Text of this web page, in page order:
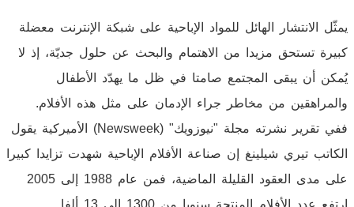
يمثّل الانتشار الهائل للمواد الإباحية على شبكة الإنترنت معضلة
كبيرة تستحق مزيدا من الاهتمام والبحث عن حلول جديّة، إذ لا
يُمكن أن يبقى المجتمع صامتا في ظل ما يهدّد الأطفال
والمراهقين من مخاطر جراء الإدمان على مثل هذه الأفلام.
ففي تقرير نشرته مجلة "نيوزويك" (Newsweek) الأميركية يقول
الكاتب تيري شيلينغ إن صناعة الأفلام الإباحية شهدت تزايدا كبيرا
على مدى العقود القليلة الماضية، فمن عام 1988 إلى 2005
ارتفع عدد الأفلام المنتجة سنويا من 1300 إلى 13 ألفا.